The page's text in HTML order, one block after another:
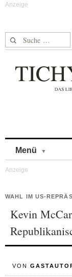
Suche nach:
Menü
WAHL IM US-
Kevin
VON